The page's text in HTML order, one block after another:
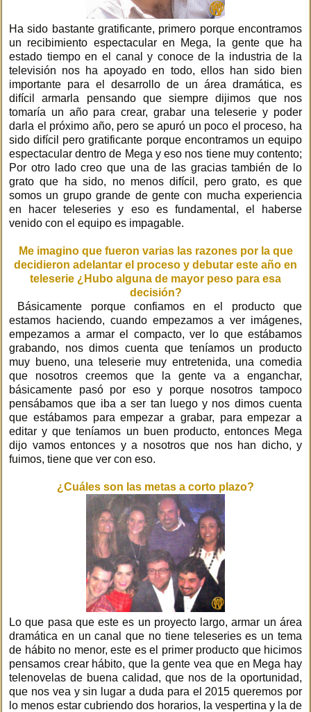
Ha sido bastante gratificante, primero porque encontramos
un recibimiento espectacular en Mega, la gente que ha
estado tiempo en el canal y conoce de la industria de la
televisión nos ha apoyado en todo, ellos han sido bien
importante para el desarrollo de un área dramática, es
difícil armarla pensando que siempre dijimos que nos
tomaría un año para crear, grabar una teleserie y poder
darla el próximo año, pero se apuró un poco el proceso, ha
sido difícil pero gratificante porque encontramos un equipo
espectacular dentro de Mega y eso nos tiene muy contento;
Por otro lado creo que una de las gracias también de lo
grato que ha sido, no menos difícil, pero grato, es que
somos un grupo grande de gente con mucha experiencia
en hacer teleseries y eso es fundamental, el haberse
venido con el equipo es impagable.
Me imagino que fueron varias las razones por la que
decidieron adelantar el proceso y debutar este año en
teleserie ¿Hubo alguna de mayor peso para esa
decisión?
Básicamente porque confiamos en el producto que
estamos haciendo, cuando empezamos a ver imágenes,
empezamos a armar el compacto, ver lo que estábamos
grabando, nos dimos cuenta que teníamos un producto
muy bueno, una teleserie muy entretenida, una comedia
que nosotros creemos que la gente va a enganchar,
básicamente pasó por eso y porque nosotros tampoco
pensábamos que iba a ser tan luego y nos dimos cuenta
que estábamos para empezar a grabar, para empezar a
editar y que teníamos un buen producto, entonces Mega
dijo vamos entonces y a nosotros que nos han dicho, y
fuimos, tiene que ver con eso.
¿Cuáles son las metas a corto plazo?
Lo que pasa que este es un proyecto largo, armar un área
dramática en un canal que no tiene teleseries es un tema
de hábito no menor, este es el primer producto que hicimos
pensamos crear hábito, que la gente vea que en Mega hay
telenovelas de buena calidad, que nos de la oportunidad,
que nos vea y sin lugar a duda para el 2015 queremos por
lo menos estar cubriendo dos horarios, la vespertina y la de